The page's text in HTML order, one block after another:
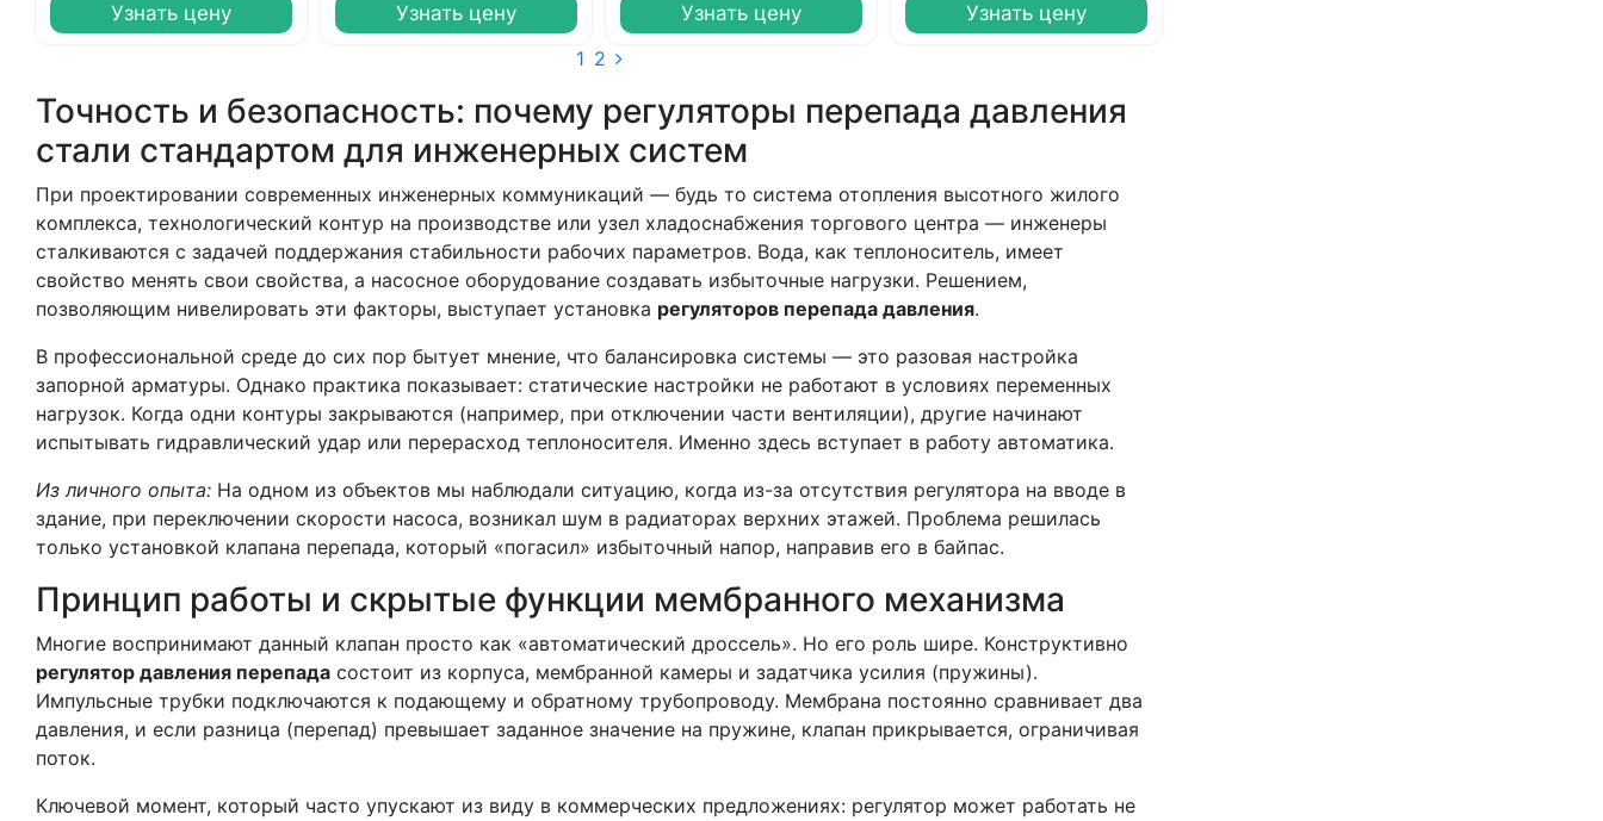
Узнать цену
Узнать цену
Узнать цену
Узнать цену
1 2
Точность и безопасность: почему регуляторы перепада давления
стали стандартом для инженерных систем
При проектировании современных инженерных коммуникаций — будь то система отопления высотного жилого
комплекса, технологический контур на производстве или узел хладоснабжения торгового центра — инженеры
сталкиваются с задачей поддержания стабильности рабочих параметров. Вода, как теплоноситель, имеет
свойство менять свои свойства, а насосное оборудование создавать избыточные нагрузки. Решением,
позволяющим нивелировать эти факторы, выступает установка регуляторов перепада давления.
В профессиональной среде до сих пор бытует мнение, что балансировка системы — это разовая настройка
запорной арматуры. Однако практика показывает: статические настройки не работают в условиях переменных
нагрузок. Когда одни контуры закрываются (например, при отключении части вентиляции), другие начинают
испытывать гидравлический удар или перерасход теплоносителя. Именно здесь вступает в работу автоматика.
Из личного опыта: На одном из объектов мы наблюдали ситуацию, когда из-за отсутствия регулятора на вводе в
здание, при переключении скорости насоса, возникал шум в радиаторах верхних этажей. Проблема решилась
только установкой клапана перепада, который «погасил» избыточный напор, направив его в байпас.
Принцип работы и скрытые функции мембранного механизма
Многие воспринимают данный клапан просто как «автоматический дроссель». Но его роль шире. Конструктивно
регулятор давления перепада состоит из корпуса, мембранной камеры и задатчика усилия (пружины).
Импульсные трубки подключаются к подающему и обратному трубопроводу. Мембрана постоянно сравнивает два
давления, и если разница (перепад) превышает заданное значение на пружине, клапан прикрывается, ограничивая
поток.
Ключевой момент, который часто упускают из виду в коммерческих предложениях: регулятор может работать не